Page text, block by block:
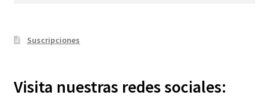
Suscripciones
Visita nuestras redes sociales: